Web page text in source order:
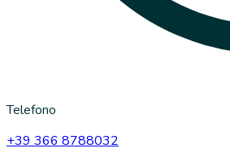
Telefono
+39 366 8788032